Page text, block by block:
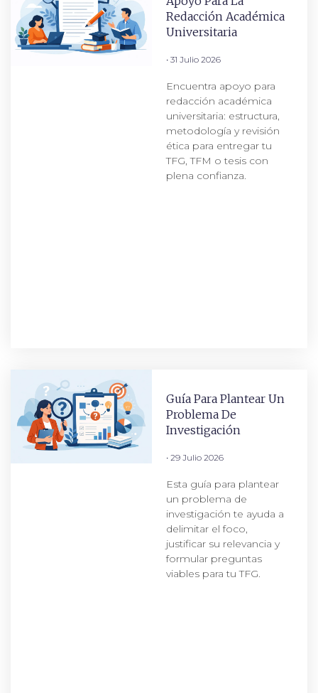
Redacción Académica
Universitaria
31 Julio 2026
Encuentra apoyo para
redacción académica
universitaria: estructura,
metodología y revisión
ética para entregar tu
TFG, TFM o tesis con
plena confianza.
Guía Para Plantear Un
Problema De
Investigación
29 Julio 2026
Esta guía para plantear
un problema de
investigación te ayuda a
delimitar el foco,
justificar su relevancia y
formular preguntas
viables para tu TFG.